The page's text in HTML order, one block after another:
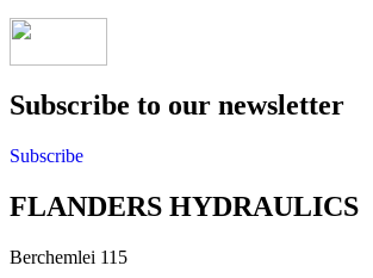
Subscribe to our newsletter
Subscribe
FLANDERS HYDRAULICS
Berchemlei 115